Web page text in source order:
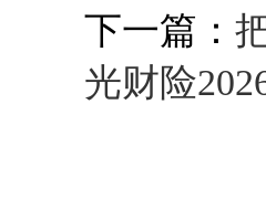
下一篇：
光财险